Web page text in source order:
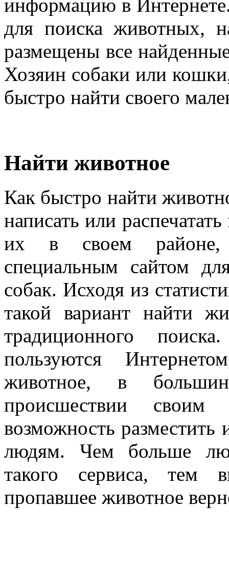
информацию в
для поиска животных,
размещены все
Хозяин собаки или
быстро найти своего
Найти животное
Как быстро найти
написать или
их в своем районе,
специальным сайтом
собак. Исходя из
такой вариант найти
традиционного
пользуются
животное, в
происшествии
возможность
людям. Чем больше
такого сервиса, тем
пропавшее животное